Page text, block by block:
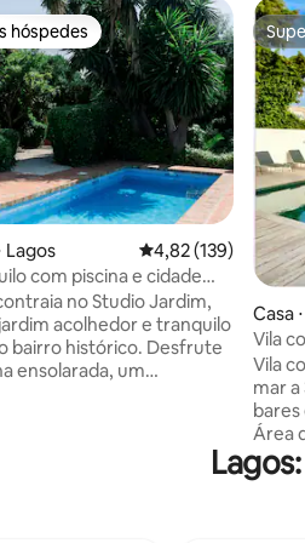
hóspedes
hóspedes
Lagos 4,82 de uma
4,82 (139)
com piscina e cidade
no Studio Jardim,
acolhedor e tranquilo
bairro histórico. Desfrute
ensolarada, um
Casa
Vila
praia,
Vila
mar a
Área